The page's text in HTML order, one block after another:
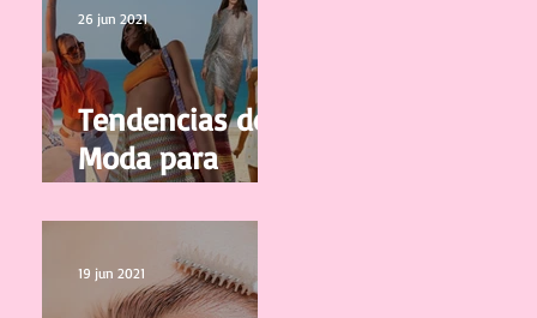
Tendencias de
Moda para
Mujer
Primavera/Vera
no 2021
26 jun 2021
19 jun 2021